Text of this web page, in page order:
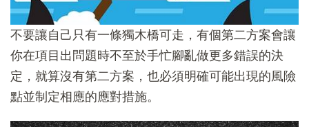
不要讓自己只有一條獨木橋可走，有個第二方案會讓
你在項目出問題時不至於手忙腳亂做更多錯誤的決
定，就算沒有第二方案，也必須明確可能出現的風險
點並制定相應的應對措施。